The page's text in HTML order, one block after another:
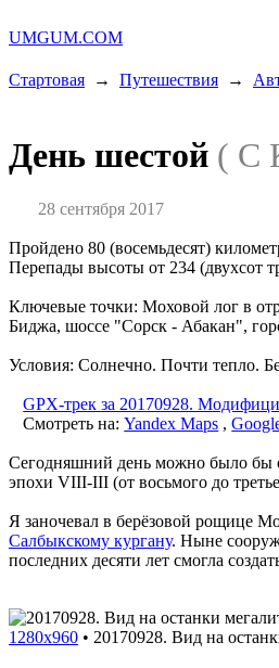
UMGUM.COM
Стартовая → Путешествия →
День шестой ( С
28 сентября 2017
Пройдено 80 (восемьдесят)
Перепады высоты от 234 (двухсот
Ключевые точки: Моховой лог в
Биджа, шоссе "Сорск - Абакан",
Условия: Солнечно. Почти тепло.
GPX-трек за 20170928.
Смотреть на:Yandex Maps ,
Сегодняшний день можно было бы
эпохи VIII-III (от восьмого до
Я заночевал в берёзовой рощице
Салбыкскому кургану. Ныне
последних десяти лет смогла
1280x960 • 20170928. Вид на